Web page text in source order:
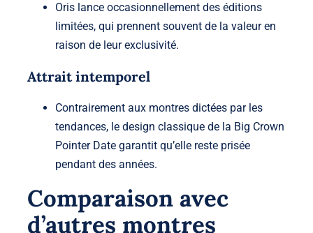
Oris lance occasionnellement des éditions
limitées, qui prennent souvent de la valeur en
raison de leur exclusivité.
Attrait intemporel
Contrairement aux montres dictées par les
tendances, le design classique de la Big Crown
Pointer Date garantit qu’elle reste prisée
pendant des années.
Comparaison avec
d’autres montres